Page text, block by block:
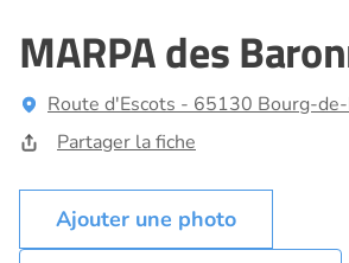
MARPA des
Route d'Escots - 65130 Bourg-
Partager la fiche